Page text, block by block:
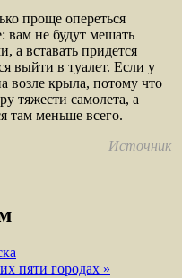
проще опереться
вам не будут мешать
а вставать придется
выйти в туалет. Если у
возле крыла, потому что
тяжести самолета, а
там меньше всего.
Источник
пяти городах »